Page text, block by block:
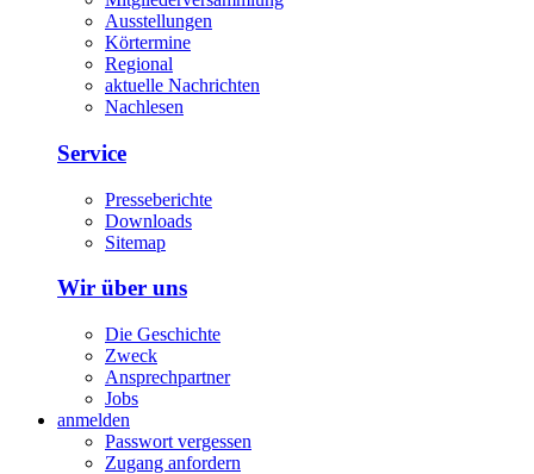
Ausstellungen
Körtermine
Regional
aktuelle Nachrichten
Nachlesen
Service
Presseberichte
Downloads
Sitemap
Wir über uns
Die Geschichte
Zweck
Ansprechpartner
Jobs
anmelden
Passwort vergessen
Zugang anfordern